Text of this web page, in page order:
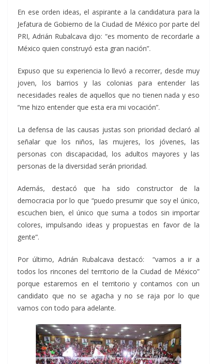
En ese orden ideas, el aspirante a la candidatura para la
Jefatura de Gobierno de la Ciudad de México por parte del
PRI, Adrián Rubalcava dijo: “es momento de recordarle a
México quien construyó esta gran nación”.
Expuso que su experiencia lo llevó a recorrer, desde muy
joven, los barrios y las colonias para entender las
necesidades reales de aquellos que no tienen nada y eso
“me hizo entender que esta era mi vocación”.
La defensa de las causas justas son prioridad declaró al
señalar que los niños, las mujeres, los jóvenes, las
personas con discapacidad, los adultos mayores y las
personas de la diversidad serán prioridad.
Además, destacó que ha sido constructor de la
democracia por lo que “puedo presumir que soy el único,
escuchen bien, el único que suma a todos sin importar
colores, impulsando ideas y propuestas en favor de la
gente”.
Por último, Adrián Rubalcava destacó: “vamos a ir a
todos los rincones del territorio de la Ciudad de México”
porque estaremos en el territorio y contamos con un
candidato que no se agacha y no se raja por lo que
vamos con todo para adelante.